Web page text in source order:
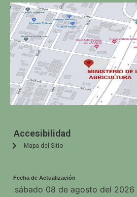
Accesibilidad
Mapa del Sitio
Fecha de Actualización
sábado 08 de agosto del 2026